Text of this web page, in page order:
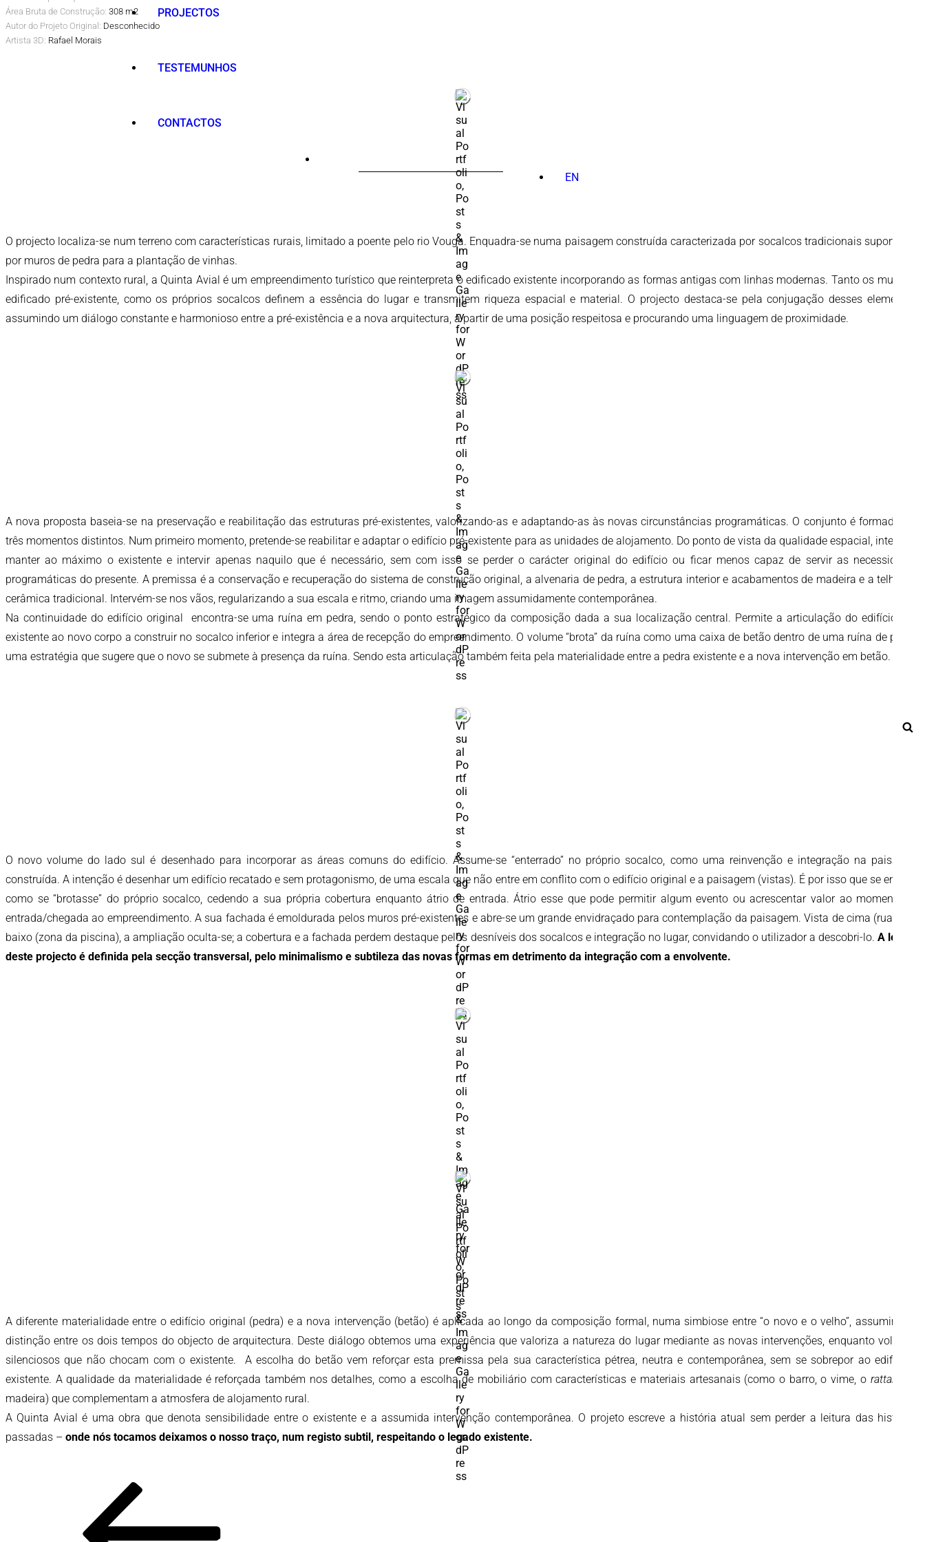
PROJECTOS
TESTEMUNHOS
CONTACTOS
EN
POR:
Área Bruta de Construção: 308 m2
Autor do Projeto Original: Desconhecido
Artista 3D: Rafael Morais
O projecto localiza-se num terreno com características rurais, limitado a poente pelo rio Vouga. Enquadra-se numa paisagem construída caracterizada por socalcos tradicionais suportados
por muros de pedra para a plantação de vinhas.
Inspirado num contexto rural, a Quinta Avial é um empreendimento turístico que reinterpreta o edificado existente incorporando as formas antigas com linhas modernas. Tanto os muros, o
edificado pré-existente, como os próprios socalcos definem a essência do lugar e transmitem riqueza espacial e material. O projecto destaca-se pela conjugação desses elementos,
assumindo um diálogo constante e harmonioso entre a pré-existência e a nova arquitectura, a partir de uma posição respeitosa e procurando uma linguagem de proximidade.
A nova proposta baseia-se na preservação e reabilitação das estruturas pré-existentes, valorizando-as e adaptando-as às novas circunstâncias programáticas. O conjunto é formado por
três momentos distintos. Num primeiro momento, pretende-se reabilitar e adaptar o edifício pré-existente para as unidades de alojamento. Do ponto de vista da qualidade espacial, interessa
manter ao máximo o existente e intervir apenas naquilo que é necessário, sem com isso se perder o carácter original do edifício ou ficar menos capaz de servir as necessidades
programáticas do presente. A premissa é a conservação e recuperação do sistema de construção original, a alvenaria de pedra, a estrutura interior e acabamentos de madeira e a telha em
cerâmica tradicional. Intervém-se nos vãos, regularizando a sua escala e ritmo, criando uma imagem assumidamente contemporânea.
Na continuidade do edifício original encontra-se uma ruína em pedra, sendo o ponto estratégico da composição dada a sua localização central. Permite a articulação do edifício pré-
existente ao novo corpo a construir no socalco inferior e integra a área de recepção do empreendimento. O volume “brota” da ruína como uma caixa de betão dentro de uma ruína de pedra,
uma estratégia que sugere que o novo se submete à presença da ruína. Sendo esta articulação também feita pela materialidade entre a pedra existente e a nova intervenção em betão.
O novo volume do lado sul é desenhado para incorporar as áreas comuns do edifício. Assume-se “enterrado” no próprio socalco, como uma reinvenção e integração na paisagem
construída. A intenção é desenhar um edifício recatado e sem protagonismo, de uma escala que não entre em conflito com o edifício original e a paisagem (vistas). É por isso que se enterra,
como se “brotasse” do próprio socalco, cedendo a sua própria cobertura enquanto átrio de entrada. Átrio esse que pode permitir algum evento ou acrescentar valor ao momento de
entrada/chegada ao empreendimento. A sua fachada é emoldurada pelos muros pré-existentes e abre-se um grande envidraçado para contemplação da paisagem. Vista de cima (rua) e de
baixo (zona da piscina), a ampliação oculta-se; a cobertura e a fachada perdem destaque pelos desníveis dos socalcos e integração no lugar, convidando o utilizador a descobri-lo. A leitura
deste projecto é definida pela secção transversal, pelo minimalismo e subtileza das novas formas em detrimento da integração com a envolvente.
A diferente materialidade entre o edifício original (pedra) e a nova intervenção (betão) é aplicada ao longo da composição formal, numa simbiose entre “o novo e o velho”, assumindo a
distinção entre os dois tempos do objecto de arquitectura. Deste diálogo obtemos uma experiência que valoriza a natureza do lugar mediante as novas intervenções, enquanto volumes
silenciosos que não chocam com o existente. A escolha do betão vem reforçar esta premissa pela sua característica pétrea, neutra e contemporânea, sem se sobrepor ao edificado
existente. A qualidade da materialidade é reforçada também nos detalhes, como a escolha de mobiliário com características e materiais artesanais (como o barro, o vime, o rattan
madeira) que complementam a atmosfera de alojamento rural.
A Quinta Avial é uma obra que denota sensibilidade entre o existente e a assumida intervenção contemporânea. O projeto escreve a história atual sem perder a leitura das histórias
passadas – onde nós tocamos deixamos o nosso traço, num registo subtil, respeitando o legado existente.